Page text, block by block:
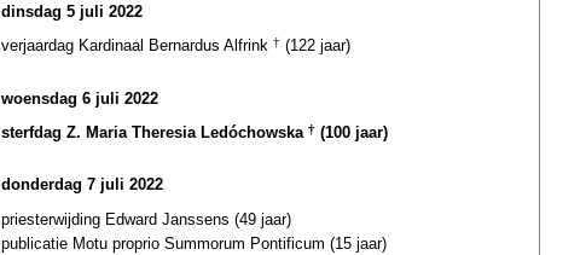
dinsdag 5 juli 2022
verjaardag Kardinaal Bernardus Alfrink † (122 jaar)
woensdag 6 juli 2022
sterfdag Z. Maria Theresia Ledóchowska † (100 jaar)
donderdag 7 juli 2022
priesterwijding Edward Janssens (49 jaar)
publicatie Motu proprio Summorum Pontificum (15 jaar)